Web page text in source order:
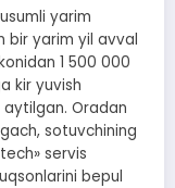
yarim
bir yarim yil avval
1 500 000
kir yuvish
Oradan
sotuvchining
servis
bepul